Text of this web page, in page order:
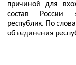
причиной для
состав России
республик. По
объединения